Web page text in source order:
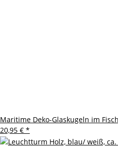
Maritime Deko-Glaskugeln im
20,95 € *